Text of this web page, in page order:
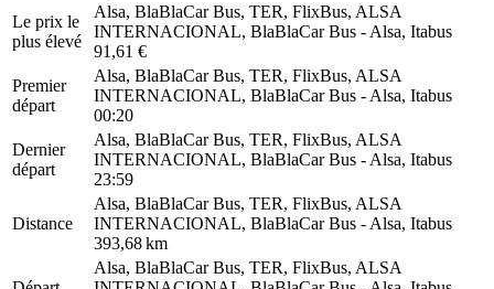
Le prix le
plus élevé
Alsa, BlaBlaCar Bus, TER, FlixBus, ALSA
INTERNACIONAL, BlaBlaCar Bus - Alsa, Itabus
91,61 €
Premier
départ
Alsa, BlaBlaCar Bus, TER, FlixBus, ALSA
INTERNACIONAL, BlaBlaCar Bus - Alsa, Itabus
00:20
Dernier
départ
Alsa, BlaBlaCar Bus, TER, FlixBus, ALSA
INTERNACIONAL, BlaBlaCar Bus - Alsa, Itabus
23:59
Distance
Alsa, BlaBlaCar Bus, TER, FlixBus, ALSA
INTERNACIONAL, BlaBlaCar Bus - Alsa, Itabus
393,68 km
Alsa, BlaBlaCar Bus, TER, FlixBus, ALSA